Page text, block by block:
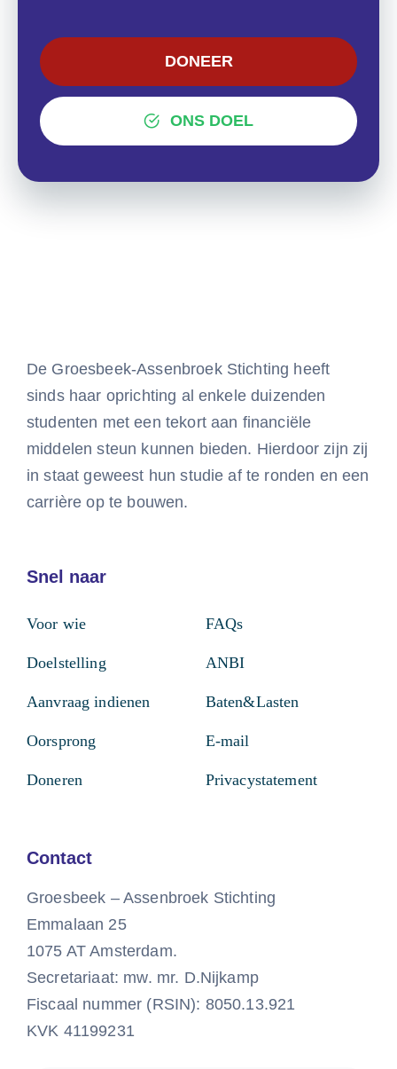
DONEER
ONS DOEL
De Groesbeek-Assenbroek Stichting heeft
sinds haar oprichting al enkele duizenden
studenten met een tekort aan financiële
middelen steun kunnen bieden. Hierdoor zijn zij
in staat geweest hun studie af te ronden en een
carrière op te bouwen.
Snel naar
Voor wie
Doelstelling
Aanvraag indienen
Oorsprong
Doneren
FAQs
ANBI
Baten&Lasten
E-mail
Privacystatement
Contact
Groesbeek – Assenbroek Stichting
Emmalaan 25
1075 AT Amsterdam.
Secretariaat: mw. mr. D.Nijkamp
Fiscaal nummer (RSIN): 8050.13.921
KVK 41199231